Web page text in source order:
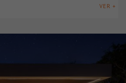
VER +